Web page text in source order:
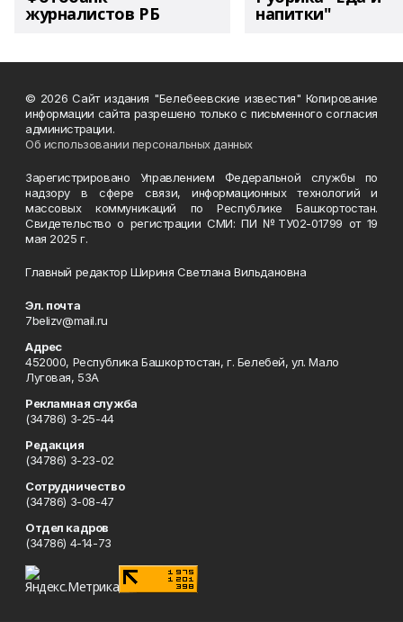
журналистов РБ напитки"
© 2026 Сайт издания "Белебеевские известия" Копирование
информации сайта разрешено только с письменного согласия
администрации.
Об использовании персональных данных
Зарегистрировано Управлением Федеральной службы по
надзору в сфере связи, информационных технологий и
массовых коммуникаций по Республике Башкортостан.
Свидетельство о регистрации СМИ: ПИ №ТУ02-01799 от 19
мая 2025 г.
Главный редактор Шириня Светлана Вильдановна
Эл. почта
7belizv@mail.ru
Адрес
452000, Республика Башкортостан, г. Белебей, ул. Мало
Луговая, 53А
Рекламная служба
(34786) 3-25-44
Редакция
(34786) 3-23-02
Сотрудничество
(34786) 3-08-47
Отдел кадров
(34786) 4-14-73